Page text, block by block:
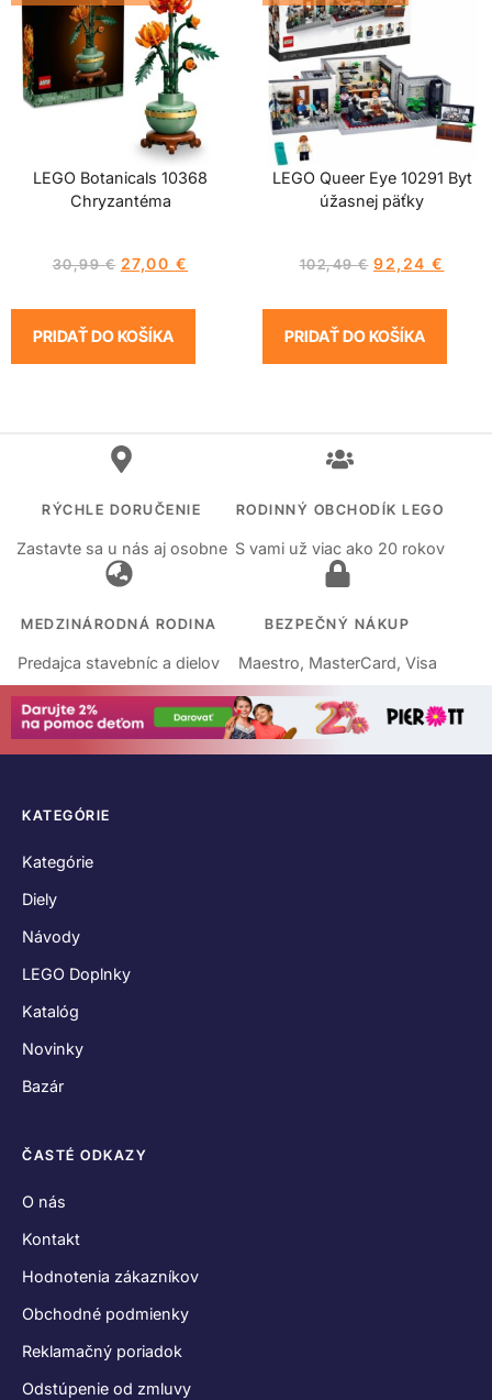
LEGO Botanicals 10368
Chryzantéma
30,99€ 27,00 €
PRIDAŤ DO KOŠÍKA
LEGO Queer Eye 10291 Byt
úžasnej päťky
102,49€ 92,24 €
PRIDAŤ DO KOŠÍKA
RÝCHLE DORUČENIE
Zastavte sa u nás aj osobne
RODINNÝ OBCHODÍK LEGO
S vami už viac ako 20 rokov
MEDZINÁRODNÁ RODINA
Predajca stavebníc a dielov
BEZPEČNÝ NÁKUP
Maestro, MasterCard, Visa
KATEGÓRIE
Kategórie
Diely
Návody
LEGO Doplnky
Katalóg
Novinky
Bazár
ČASTÉ ODKAZY
O nás
Kontakt
Hodnotenia zákazníkov
Obchodné podmienky
Reklamačný poriadok
Odstúpenie od zmluvy